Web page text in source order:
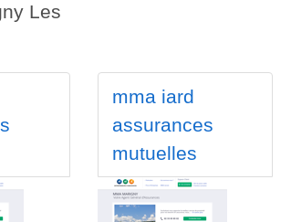
Les
mma iard
assurances
mutuelles